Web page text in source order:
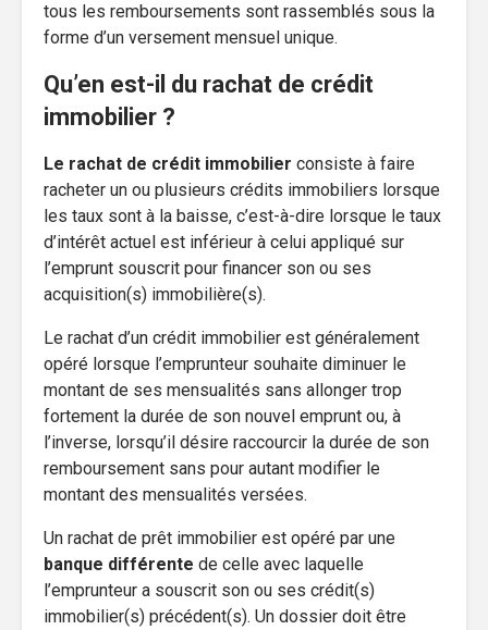
tous les remboursements sont rassemblés sous la
forme d’un versement mensuel unique.
Qu’en est-il du rachat de crédit
immobilier ?
Le rachat de crédit immobilier consiste à faire
racheter un ou plusieurs crédits immobiliers lorsque
les taux sont à la baisse, c’est-à-dire lorsque le taux
d’intérêt actuel est inférieur à celui appliqué sur
l’emprunt souscrit pour financer son ou ses
acquisition(s) immobilière(s).
Le rachat d’un crédit immobilier est généralement
opéré lorsque l’emprunteur souhaite diminuer le
montant de ses mensualités sans allonger trop
fortement la durée de son nouvel emprunt ou, à
l’inverse, lorsqu’il désire raccourcir la durée de son
remboursement sans pour autant modifier le
montant des mensualités versées.
Un rachat de prêt immobilier est opéré par une
banque différente de celle avec laquelle
l’emprunteur a souscrit son ou ses crédit(s)
immobilier(s) précédent(s). Un dossier doit être